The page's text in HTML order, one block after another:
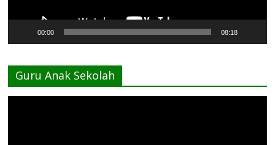
00:00 08:18
Guru Anak Sekolah